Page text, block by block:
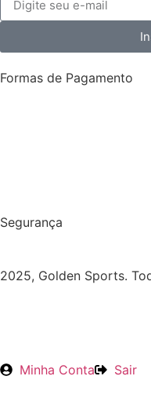
Formas de Pagamento
Segurança
2025, Golden Sports.
Minha Conta Sair